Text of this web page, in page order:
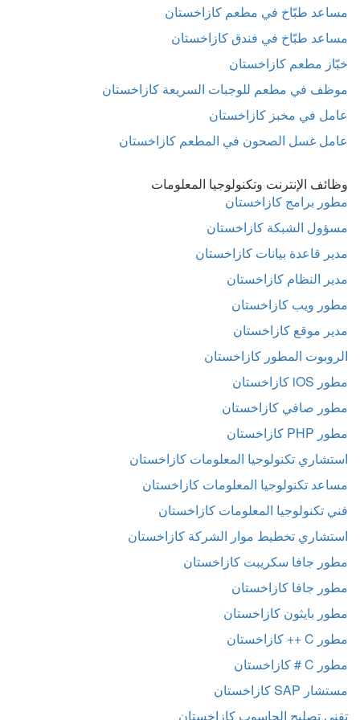
مساعد طبّاخ في مطعم كازاخستان
مساعد طبّاخ في فندق كازاخستان
خبّاز مطعم كازاخستان
موظف في مطعم للوجبات السريعة كازاخستان
عامل في مخبز كازاخستان
عامل غسل الصحون في المطعم كازاخستان
وظائف الإنترنت وتكنولوجيا المعلومات
مطور برامج كازاخستان
مسؤول الشبكة كازاخستان
مدير قاعدة بيانات كازاخستان
مدير النظام كازاخستان
مطور ويب كازاخستان
مدير موقع كازاخستان
الروبوت المطور كازاخستان
مطور iOS كازاخستان
مطور صافي كازاخستان
مطور PHP كازاخستان
استشاري تكنولوجيا المعلومات كازاخستان
مساعد تكنولوجيا المعلومات كازاخستان
فني تكنولوجيا المعلومات كازاخستان
استشاري تخطيط موار الشركة كازاخستان
مطور جافا سكريبت كازاخستان
مطور جافا كازاخستان
مطور بايثون كازاخستان
مطور C ++ كازاخستان
مطور C # كازاخستان
مستشار SAP كازاخستان
تقني تصليح الحاسوب كازاخستان